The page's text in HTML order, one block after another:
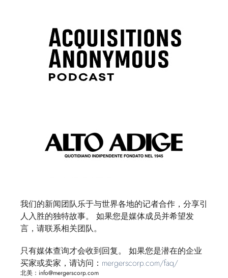
我们的新闻团队乐于与世界各地的记者合作，分享引
人入胜的独特故事。 如果您是媒体成员并希望发
言，请联系相关团队。
只有媒体查询才会收到回复。 如果您是潜在的企业
买家或卖家，请访问： mergerscorp.com/faq/
北美：info@mergerscorp.com